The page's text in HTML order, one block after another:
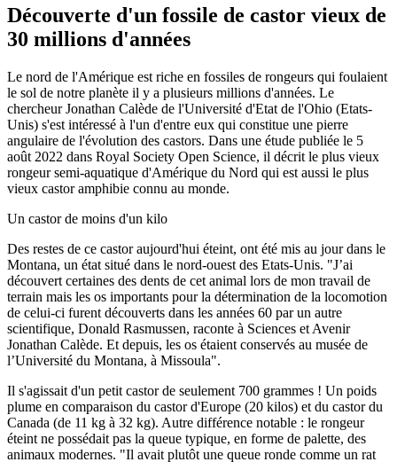
Découverte d'un fossile de castor vieux de
30 millions d'années
Le nord de l'Amérique est riche en fossiles de rongeurs qui foulaient
le sol de notre planète il y a plusieurs millions d'années. Le
chercheur Jonathan Calède de l'Université d'Etat de l'Ohio (Etats-
Unis) s'est intéressé à l'un d'entre eux qui constitue une pierre
angulaire de l'évolution des castors. Dans une étude publiée le 5
août 2022 dans Royal Society Open Science, il décrit le plus vieux
rongeur semi-aquatique d'Amérique du Nord qui est aussi le plus
vieux castor amphibie connu au monde.
Un castor de moins d'un kilo
Des restes de ce castor aujourd'hui éteint, ont été mis au jour dans le
Montana, un état situé dans le nord-ouest des Etats-Unis. "J’ai
découvert certaines des dents de cet animal lors de mon travail de
terrain mais les os importants pour la détermination de la locomotion
de celui-ci furent découverts dans les années 60 par un autre
scientifique, Donald Rasmussen, raconte à Sciences et Avenir
Jonathan Calède. Et depuis, les os étaient conservés au musée de
l’Université du Montana, à Missoula".
Il s'agissait d'un petit castor de seulement 700 grammes ! Un poids
plume en comparaison du castor d'Europe (20 kilos) et du castor du
Canada (de 11 kg à 32 kg). Autre différence notable : le rongeur
éteint ne possédait pas la queue typique, en forme de palette, des
animaux modernes. "Il avait plutôt une queue ronde comme un rat